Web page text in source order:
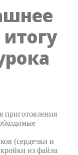
приготовления
(сердечки и
из файла